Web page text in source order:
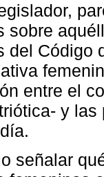
sobre
del Código
entre el
y
señalar